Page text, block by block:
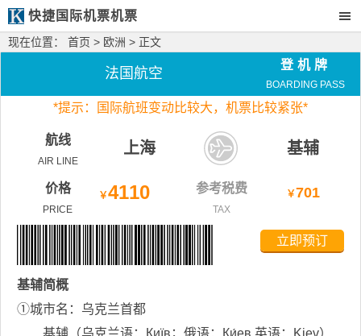
快捷国际机票机票
现在位置： 首页 > 欧洲 > 正文
法国航空
登机牌
BOARDING PASS
*提示：国际航班变动比较大， 机票比较紧张*
航线
AIR LINE
上海 基辅
价格
PRICE
￥4110 参考税费
TAX
￥701
立即预订
基辅简概
①城市名：乌克兰首都
基辅（乌克兰语：Київ；俄语：Ки́ев 英语：Kiev）